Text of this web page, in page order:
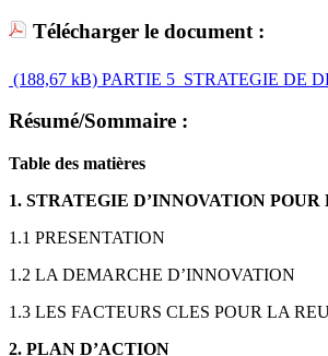
Télécharger le document :
(188,67 kB) PARTIE 5_STRATEGIE DE
Résumé/Sommaire :
Table des matières
1. STRATEGIE D’INNOVATION
1.1 PRESENTATION
1.2 LA DEMARCHE D’INNOVATION
1.3 LES FACTEURS CLES POUR LA
2. PLAN D’ACTION